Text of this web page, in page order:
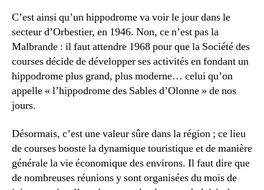
C’est ainsi qu’un hippodrome va voir le jour dans le
secteur d’Orbestier, en 1946. Non, ce n’est pas la
Malbrande : il faut attendre 1968 pour que la Société des
courses décide de développer ses activités en fondant un
hippodrome plus grand, plus moderne… celui qu’on
appelle « l’hippodrome des Sables d’Olonne » de nos
jours.
Désormais, c’est une valeur sûre dans la région ; ce lieu
de courses booste la dynamique touristique et de manière
générale la vie économique des environs. Il faut dire que
de nombreuses réunions y sont organisées du mois de